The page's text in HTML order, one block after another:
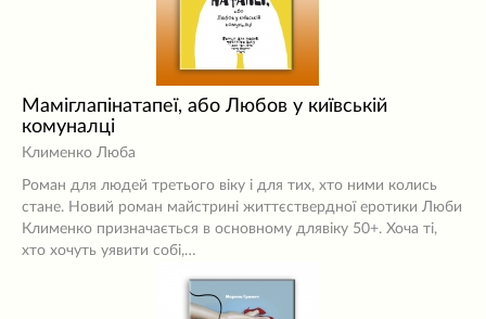
Маміглапінатапеї, або Любов у київській
комуналці
Клименко Люба
Роман для людей третього віку і для тих, хто ними колись
стане. Новий роман майстрині життєствердної еротики Люби
Клименко призначається в основному длявіку 50+. Хоча ті,
хто хочуть уявити собі,…